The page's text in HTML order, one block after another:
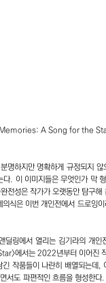
Memories: A Song for the
명하지만 명확하게 규정되지 않
. 이 이미지들은 무엇인가 막
전성은 작가가 오랫동안 탐구해
식은 이번 개인전에서 드로잉
링에서 열리는 김기라의 개인
에서는 2022년부터 이어진
작품들이 나란히 배열되는데,
서도 파편적인 흐름을 형성한다